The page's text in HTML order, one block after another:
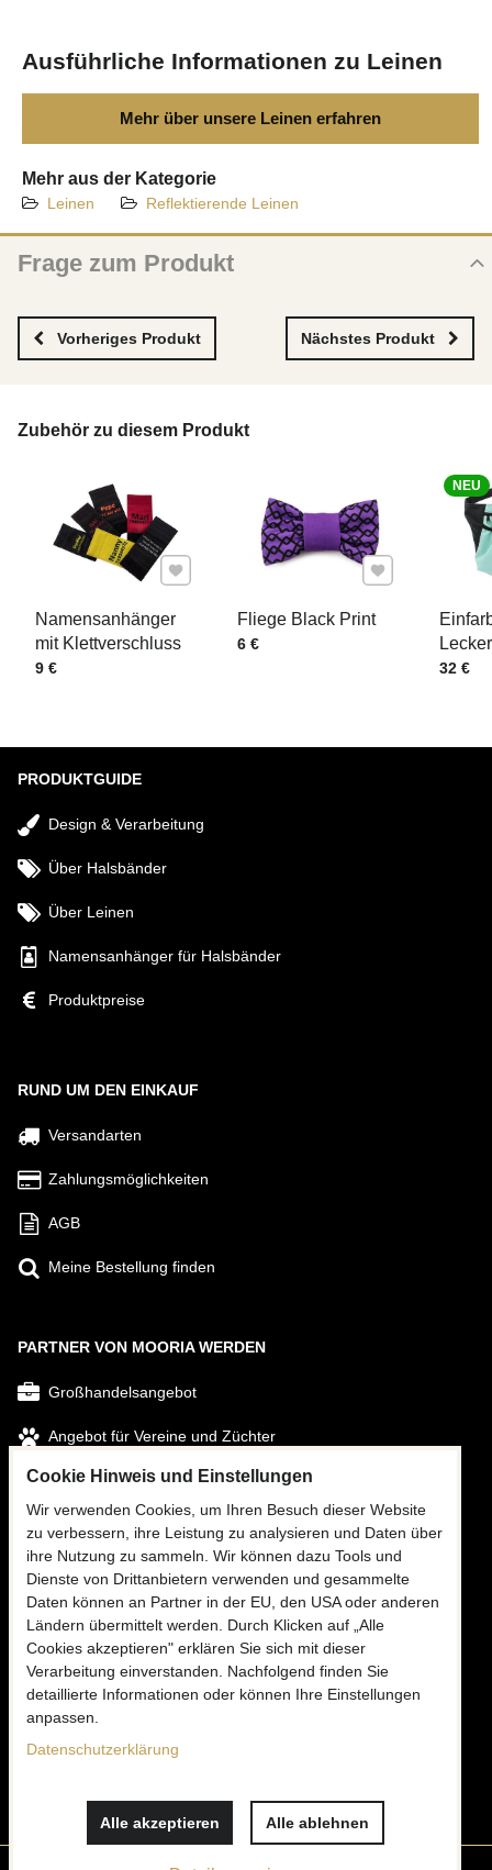
Ausführliche Informationen zu Leinen
Mehr über unsere Leinen erfahren
Mehr aus der Kategorie
Leinen Reflektierende Leinen
Frage zum Produkt
NAME
IHRE FRAGE ZUM PRODUKT
Senden
Vorheriges Produkt Nächstes Produkt
Zubehör zu diesem Produkt
Namensanhänger
mit Klettverschluss
Preis mit MwSt.
9 €
Zu Favoriten hinzufügen
Fliege Black Print
Preis mit MwSt.
6 €
Zu Favoriten
Preis
32 €
NEU
PRODUKTGUIDE
Design & Verarbeitung
Über Halsbänder
Über Leinen
Namensanhänger für Halsbänder
Produktpreise
RUND UM DEN EINKAUF
Versandarten
Zahlungsmöglichkeiten
AGB
Meine Bestellung finden
PARTNER VON MOORIA WERDEN
Großhandelsangebot
Angebot für Vereine und Züchter
Instagram
KONTAKTIEREN SIE UNS
✉ info@mooria.eu
Schreiben Sie uns
Cookie Hinweis und Einstellungen
Wir verwenden Cookies, um Ihren Besuch dieser Website
zu verbessern, ihre Leistung zu analysieren und Daten über
ihre Nutzung zu sammeln. Wir können dazu Tools und
Dienste von Drittanbietern verwenden und gesammelte
Daten können an Partner in der EU, den USA oder anderen
Ländern übermittelt werden. Durch Klicken auf „Alle
Cookies akzeptieren" erklären Sie sich mit dieser
Verarbeitung einverstanden. Nachfolgend finden Sie
detaillierte Informationen oder können Ihre Einstellungen
anpassen.
Datenschutzerklärung
Alle akzeptieren Alle ablehnen